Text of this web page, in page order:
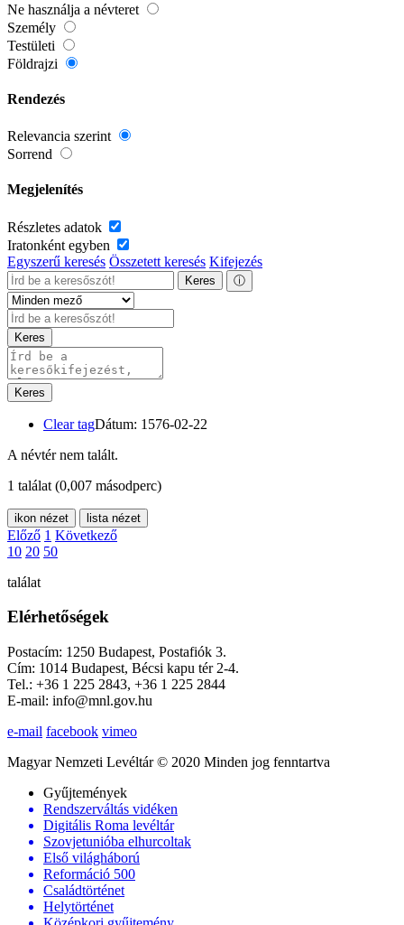
Ne használja a névteret
Személy
Testületi
Földrajzi
Rendezés
Relevancia szerint
Sorrend
Megjelenítés
Részletes adatok
Iratonként egyben
Egyszerű keresés Összetett keresés Kifejezés
Keres ⓘ
Keres
Keres
Clear tagDátum: 1576-02-22
A névtér nem talált.
1 találat (0,007 másodperc)
ikon nézet lista nézet
Előző 1 Következő
10 20 50
találat
Elérhetőségek
Postacím: 1250 Budapest, Postafiók 3.
Cím: 1014 Budapest, Bécsi kapu tér 2-4.
Tel.: +36 1 225 2843, +36 1 225 2844
E-mail: info@mnl.gov.hu
e-mail facebook vimeo
Magyar Nemzeti Levéltár © 2020 Minden jog fenntartva
Gyűjtemények
Rendszerváltás vidéken
Digitális Roma levéltár
Szovjetunióba elhurcoltak
Első világháború
Reformáció 500
Családtörténet
Helytörténet